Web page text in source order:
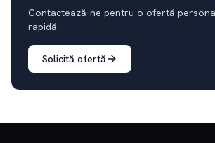
Contactează-ne pentru o ofertă
rapidă.
Solicită ofertă